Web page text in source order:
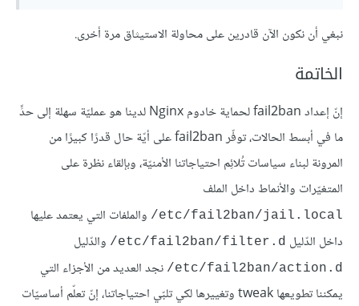
نبغي أن نكون الآن قادرين على محاولة الاستيثاق مرة أخرى.
الخاتمة
إنّ إعداد fail2ban لحماية خادوم Nginx لدينا هو عمليّة سهلة إلى حدٍّ
ما في أبسط الحالات، توفّر fail2ban على أيّة حال قدرًا كبيرًا من
المرونة لبناء سياسات تُلائِم احتياجاتنا الأمنيّة، وبإلقاء نظرة على
المتغيّرات والأنماط داخل الملف
etc/fail2ban/jail.local/
والملفات التي يعتمد عليها
داخل الدّليل etc/fail2ban/filter.d/ والدّليل
etc/fail2ban/action.d/
نجد العديد من الأجزاء التي
يمكننا تطويعها tweak وتغييرها لكي تلبّي احتياجاتنا، إنّ تعلّم أساسيّات